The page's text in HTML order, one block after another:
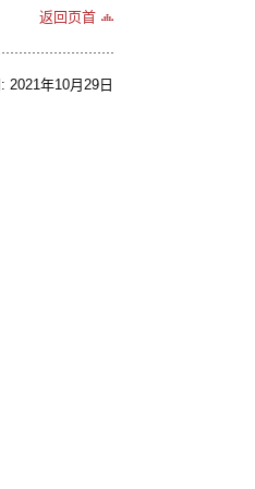
返回页首
2021年10月29日